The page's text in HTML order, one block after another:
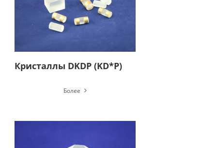
Кристаллы DKDP (KD*P)
Более